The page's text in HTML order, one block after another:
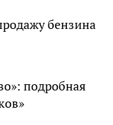
бензина
подробная